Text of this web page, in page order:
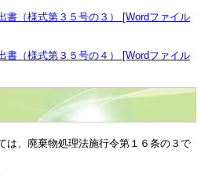
書（様式第３５号の３） [Wordファイル
書（様式第３５号の４） [Wordファイル
、廃棄物処理法施行令第１６条の３で